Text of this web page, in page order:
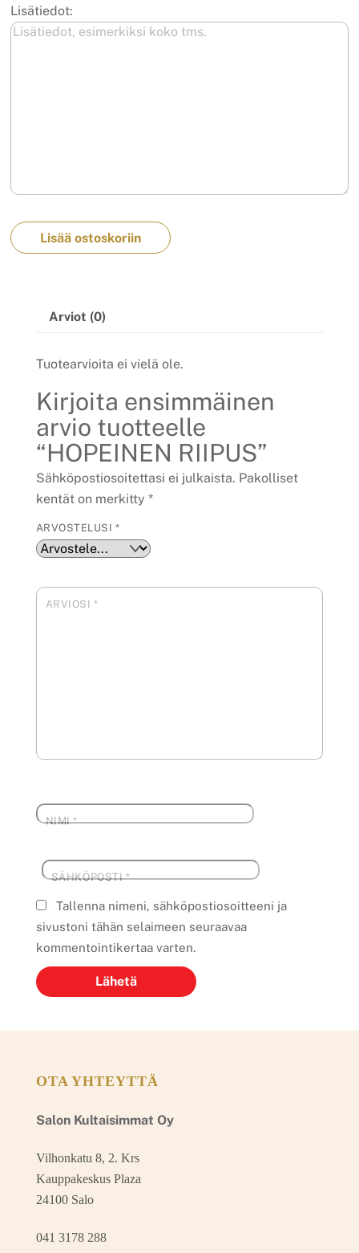
Lisätiedot:
Lisää ostoskoriin
Arviot (0)
Tuotearvioita ei vielä ole.
Kirjoita ensimmäinen
arvio tuotteelle
“HOPEINEN RIIPUS”
Sähköpostiosoitettasi ei julkaista. Pakolliset
kentät on merkitty *
ARVOSTELUSI *
ARVIOSI *
NIMI*
SÄHKÖPOSTI*
Tallenna nimeni, sähköpostiosoitteeni ja
sivustoni tähän selaimeen seuraavaa
kommentointikertaa varten.
OTA YHTEYTTÄ
Salon Kultaisimmat Oy
Vilhonkatu 8, 2. Krs
Kauppakeskus Plaza
24100 Salo
041 3178 288